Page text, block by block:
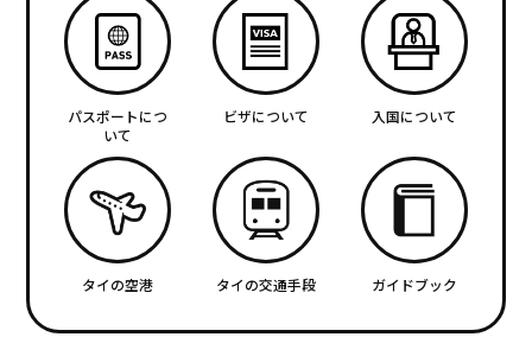
パスポートにつ
いて
ビザについて 入国について
タイの空港 タイの交通手段 ガイドブック